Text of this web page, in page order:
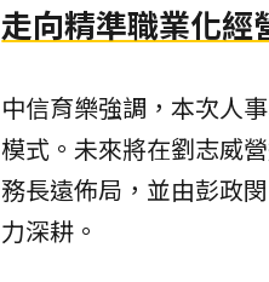
走向精準職業化經
中信育樂強調，本次人
模式。未來將在劉志威
務長遠佈局，並由彭政
力深耕。